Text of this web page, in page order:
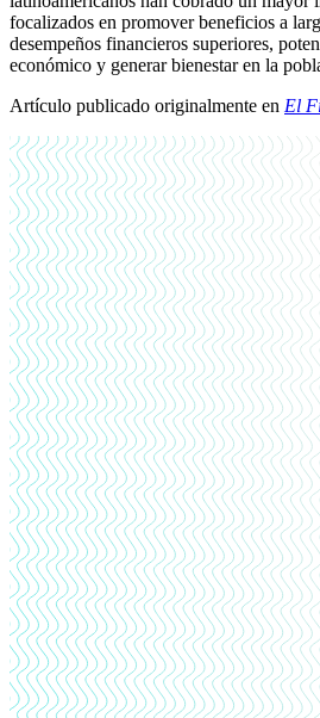
focalizados en promover beneficios a
desempeños financieros superiores,
económico y generar bienestar en la
Artículo publicado originalmente en El